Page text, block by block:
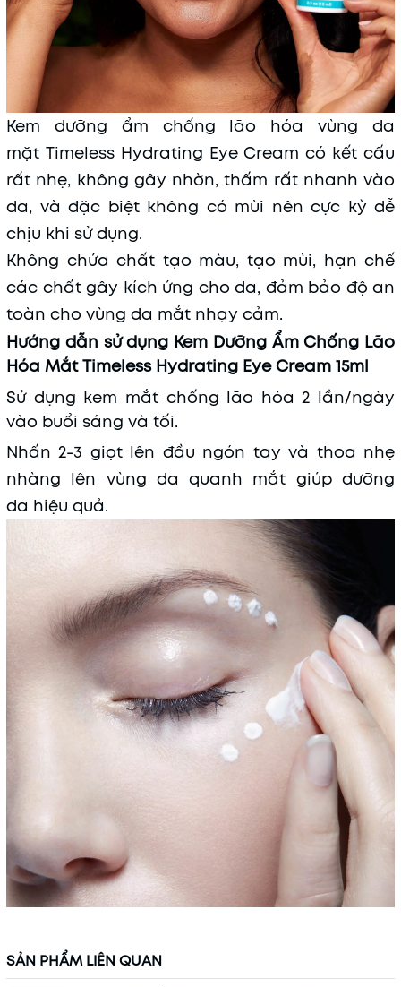
Kem dưỡng ẩm chống lão hóa vùng da
mặt Timeless Hydrating Eye Cream có kết cấu
rất nhẹ, không gây nhờn, thấm rất nhanh vào
da, và đặc biệt không có mùi nên cực kỳ dễ
chịu khi sử dụng.
Không chứa chất tạo màu, tạo mùi, hạn chế
các chất gây kích ứng cho da, đảm bảo độ an
toàn cho vùng da mắt nhạy cảm.
Hướng dẫn sử dụng Kem Dưỡng Ẩm Chống Lão
Hóa Mắt Timeless Hydrating Eye Cream 15ml
Sử dụng kem mắt chống lão hóa 2 lần/ngày
vào buổi sáng và tối.
Nhấn 2-3 giọt lên đầu ngón tay và thoa nhẹ
nhàng lên vùng da quanh mắt giúp dưỡng
da hiệu quả.
SẢN PHẨM LIÊN QUAN